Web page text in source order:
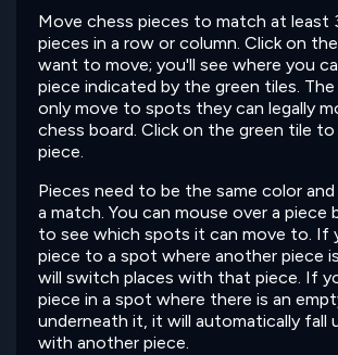
Move chess pieces to match at least
pieces in a row or column. Click on
want to move; you'll see where you
piece indicated by the green tiles.
only move to spots they can legally
chess board. Click on the green tile
piece.
Pieces need to be the same color
a match. You can mouse over a piece
to see which spots it can move to. If
piece to a spot where another piece
will switch places with that piece. If
piece in a spot where there is an
underneath it, it will automatically fall
with another piece.